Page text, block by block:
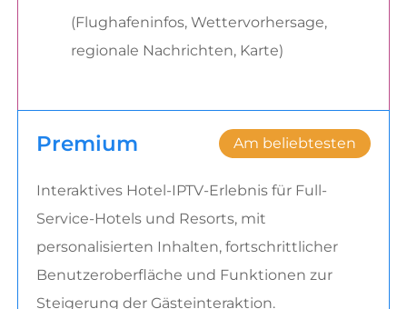
(Flughafeninfos, Wettervorhersage,
regionale Nachrichten, Karte)
Premium Am beliebtesten
Interaktives Hotel-IPTV-Erlebnis für Full-
Service-Hotels und Resorts, mit
personalisierten Inhalten, fortschrittlicher
Benutzeroberfläche und Funktionen zur
Steigerung der Gästeinteraktion.